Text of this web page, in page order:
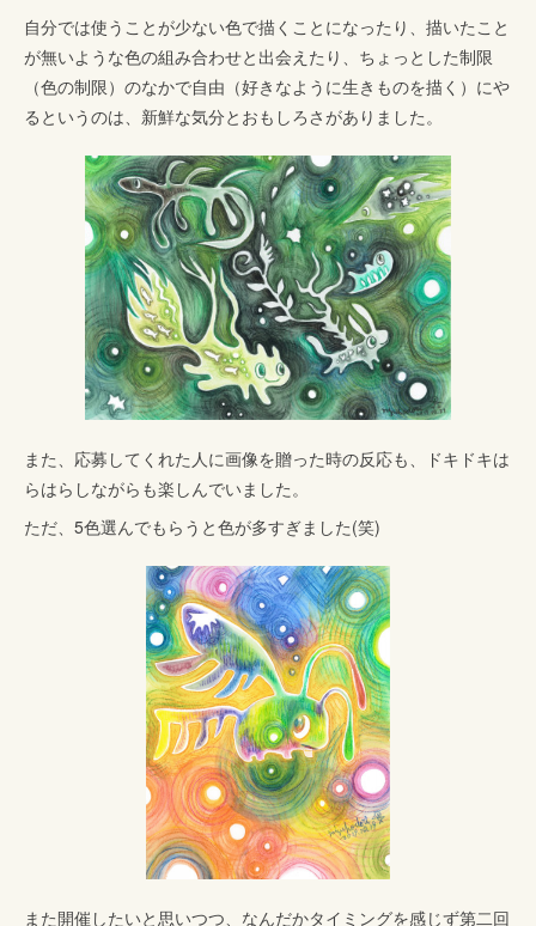
自分では使うことが少ない色で描くことになったり、描いたこと
が無いような色の組み合わせと出会えたり、ちょっとした制限
（色の制限）のなかで自由（好きなように生きものを描く）にや
るというのは、新鮮な気分とおもしろさがありました。
また、応募してくれた人に画像を贈った時の反応も、ドキドキは
らはらしながらも楽しんでいました。
ただ、5色選んでもらうと色が多すぎました(笑)
また開催したいと思いつつ、なんだかタイミングを感じず第二回